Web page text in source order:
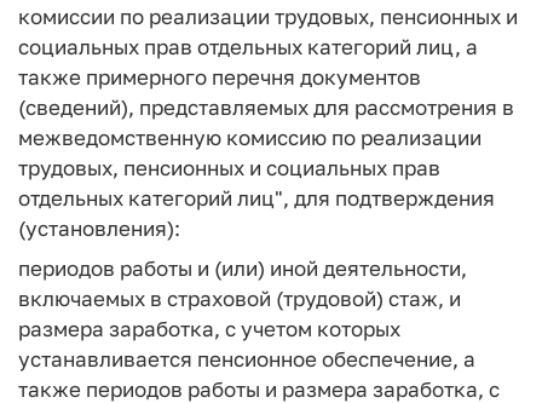
комиссии по реализации трудовых, пенсионных и
социальных прав отдельных категорий лиц, а
также примерного перечня документов
(сведений), представляемых для рассмотрения в
межведомственную комиссию по реализации
трудовых, пенсионных и социальных прав
отдельных категорий лиц", для подтверждения
(установления):
периодов работы и (или) иной деятельности,
включаемых в страховой (трудовой) стаж, и
размера заработка, с учетом которых
устанавливается пенсионное обеспечение, а
также периодов работы и размера заработка, с